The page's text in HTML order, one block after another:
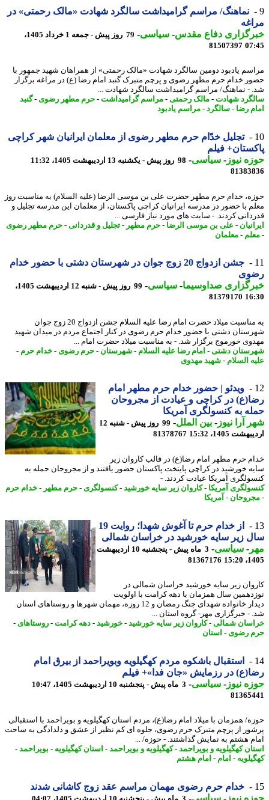
نماهنگ/ مراسم گرامیداشت سالگرد شهادت «مالک رحمتی» در
دفاع مقدس-سیاسی-
79 روز پیش - جمعه 1 خرداد 1405،
81507397
یادبود دومین سالگرد شهادت «مالک رحمتی» از همراهان شهید جمهور با
خدام حرم مطهر رضوی و پرچم متبرک گنبد امام رضا (ع) در مراغه برگزار
- نماهنگ/ مراسم گرامیداشت سالگرد شهادت ...
شهادت-مالک رحمتی-مراسم گرامیداشت -حرم مطهر رضوی-گنبد
رضا -سالگرد-مراسم یادبود
تجلیل خدّام حرم مطهر رضوی از معلمان ایرانیان شهر کراچی
فیلم
نیوز-سیاسی-98 روز پیش - یکشنبه 13 اردیبهشت 1405، 11:32
خدام حرم مطهر حضرت علی بن موسی الرضا (علیه السلام) به مناسبت روز
با حضور در مدرسه ایرانیان کراچی پاکستان، از معلمان این مدرسه تجلیل و
کردند. - سایت های مورد نیاز فارسی ...
-علی بن موسی الرضا-حرم مطهر-تجلیل و قدردانی- حرم مطهر رضوی
-معلمان
جشن ازدواج 20 زوج جوان در شهرستان دشتی با حضور خدام
صداوسیما-سیاسی-
99 روز پیش - شنبه 12 اردیبهشت 1405،
81379170
به مناسبت میلاد حضرت امام رضا علیه السلام جشن ازدواج 20 زوج جوان
دشتی با حضور خدام حرم رضوی در کنار اجتماع مردم در میدان شهید
خورموج برگزار شد. - به مناسبت میلاد حضرت امام ...
دشتی-امام رضا علیه السلام-شهرستان-حرم رضوی-خدام حرم -
السلام-شهید مهدوی
ویدئو | حضور خدام حرم مطهر امام
در کراچی و عیادت از مجروحان
به کنسولگری آمریکا
آرا نیوز-بین الملل-
99 روز پیش - شنبه 12
1405، 15:32
81378767
حرم مطهر امام رضا(ع) در قالب کاروان زیر
خورشید در کراچی پایتخت پاکستان حضور یافتند و از مجروحان حمله به
آمریکا عیادت کردند. -
آمریکا- کاروان زیر سایه خورشید -کنسولگری- حرم مطهر-خدام حرم
-آمریکا
از خدام حرم تا آغوش شهدا؛ روایت 19
زیر سایه خورشید در خراسان شمالی
-سیاسی-
3 ماه پیش - پنجشنبه 10 اردیبهشت
81367176
زیر سایه خورشید خراسان شمالی در
سال همزمان با دهه کرامت با اولویت
دیدار خانواده شهدای جنگ رمضان و 12 روزه، مهمان شهرها و روستاهای استان
- خبرگزاری مهر- گروه استان ...
شمالی-کاروان زیر سایه خورشید -خورشید -دهه کرامت -روستاهای-
رضوی-استان
استقبال باشکوه مردم کهگیلویه وبویراحمد از بیرق امام
در رزمایش «جان فدا»+ فیلم
نیوز-سیاسی-3 ماه پیش - پنجشنبه 10 اردیبهشت 1405، 10:47
همزمان با میلاد امام رضا(ع)، مردم استان کهگیلویه و بویراحمد با استقبالی
از پرچم متبرک حرم رضوی، جلوه ای کم نظیر از عشق و دلدادگی به ساحت
هشتم به نمایش گذاشتند. - حوزه/ ...
کهگیلویه و بویراحمد -کهگیلویه و بویراحمد -استان کهگیلویه-بویراحمد -
-امام -امام هشتم
خدام حرم رضوی مهمان مراسم عقد زوج کاشانی شدند
نیوز-سیاسی-